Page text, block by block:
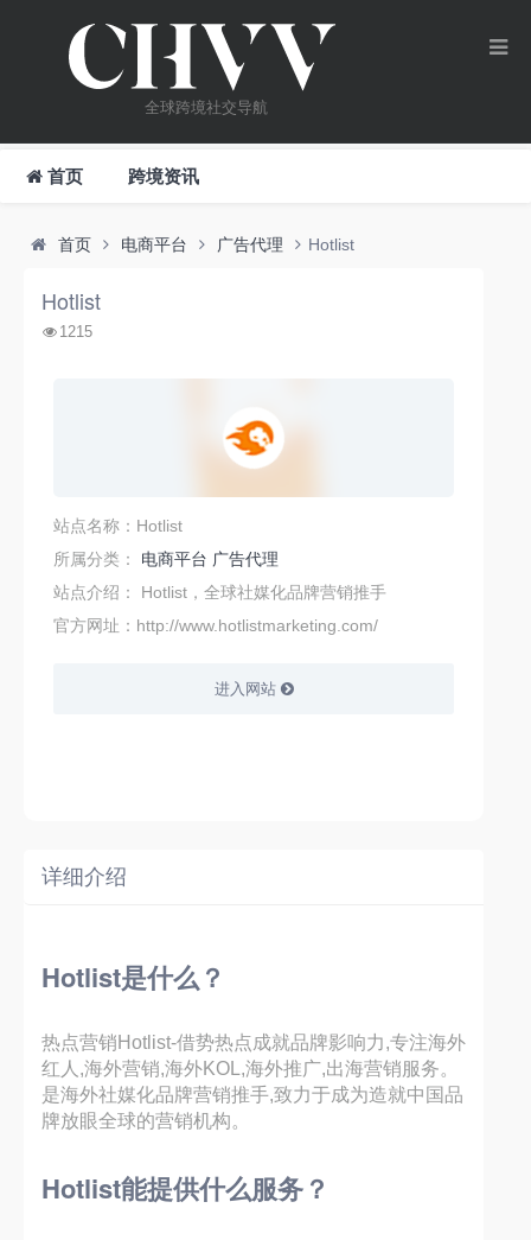
全球跨境社交导航
首页 跨境资讯
首页 电商平台 广告代理 Hotlist
Hotlist
1215
站点名称：Hotlist
所属分类： 电商平台 广告代理
站点介绍： Hotlist，全球社媒化品牌营销推手
官方网址：http://www.hotlistmarketing.com/
进入网站
详细介绍
Hotlist是什么？
热点营销Hotlist-借势热点成就品牌影响力,专注海外
红人,海外营销,海外KOL,海外推广,出海营销服务。
是海外社媒化品牌营销推手,致力于成为造就中国品
牌放眼全球的营销机构。
Hotlist能提供什么服务？